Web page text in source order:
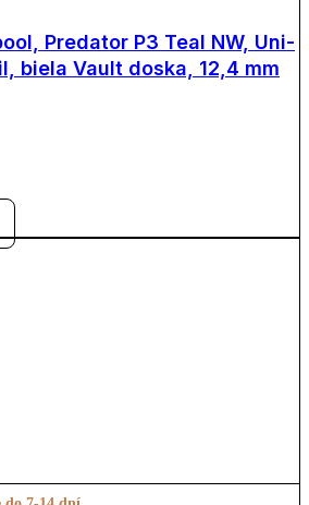
Predator P3 Teal NW, Uni-
biela Vault doska, 12,4 mm